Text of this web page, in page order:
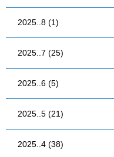
2025..8 (1)
2025..7 (25)
2025..6 (5)
2025..5 (21)
2025..4 (38)